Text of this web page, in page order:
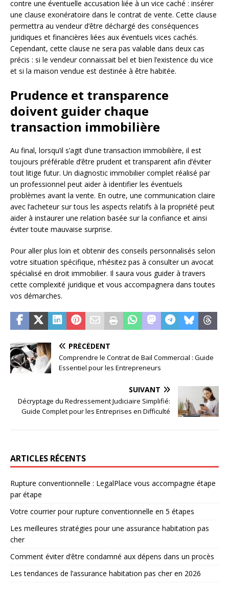
contre une éventuelle accusation liée à un vice caché : insérer
une clause exonératoire dans le contrat de vente. Cette clause
permettra au vendeur d’être déchargé des conséquences
juridiques et financières liées aux éventuels vices cachés.
Cependant, cette clause ne sera pas valable dans deux cas
précis : si le vendeur connaissait bel et bien l’existence du vice
et si la maison vendue est destinée à être habitée.
Prudence et transparence
doivent guider chaque
transaction immobilière
Au final, lorsqu’il s’agit d’une transaction immobilière, il est
toujours préférable d’être prudent et transparent afin d’éviter
tout litige futur. Un diagnostic immobilier complet réalisé par
un professionnel peut aider à identifier les éventuels
problèmes avant la vente. En outre, une communication claire
avec l’acheteur sur tous les aspects relatifs à la propriété peut
aider à instaurer une relation basée sur la confiance et ainsi
éviter toute mauvaise surprise.
Pour aller plus loin et obtenir des conseils personnalisés selon
votre situation spécifique, n’hésitez pas à consulter un avocat
spécialisé en droit immobilier. Il saura vous guider à travers
cette complexité juridique et vous accompagnera dans toutes
vos démarches.
PRÉCÉDENT
Comprendre le Contrat de Bail Commercial : Guide
Essentiel pour les Entrepreneurs
SUIVANT
Décryptage du Redressement Judiciaire Simplifié:
Guide Complet pour les Entreprises en Difficulté
ARTICLES RÉCENTS
Rupture conventionnelle : LegalPlace vous accompagne étape
par étape
Votre courrier pour rupture conventionnelle en 5 étapes
Les meilleures stratégies pour une assurance habitation pas
cher
Comment éviter d’être condamné aux dépens dans un procès
Les tendances de l’assurance habitation pas cher en 2026